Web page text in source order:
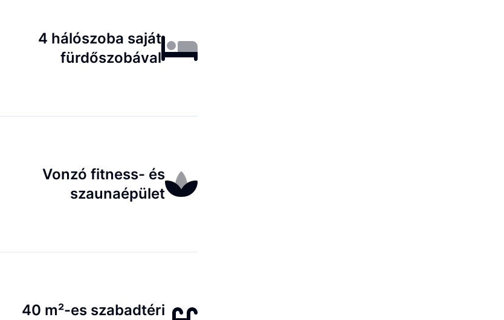
4 hálószoba saját
fürdőszobával
Vonzó fitness- és
szaunaépület
40 m²-es szabadtéri